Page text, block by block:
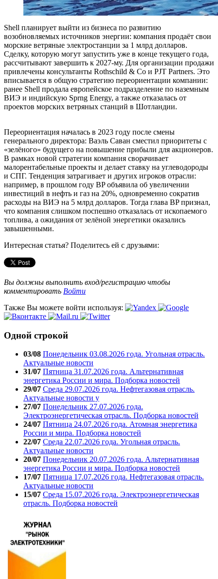
Shell планирует выйти из бизнеса по развитию
возобновляемых источников энергии: компания продаёт свои
морские ветряные электростанции за 1 млрд долларов.
Сделку, которую могут запустить уже в конце текущего года,
рассчитывают завершить к 2027‑му. Для организации продажи
привлечены консультанты Rothschild & Co и PJT Partners. Это
вписывается в общую стратегию переориентации компании:
ранее Shell продала европейское подразделение по наземным
ВИЭ и индийскую Sprng Energy, а также отказалась от
проектов морских ветряных станций в Шотландии.
Переориентация началась в 2023 году после смены
генерального директора: Ваэль Саван сместил приоритеты с
«зелёного» будущего на повышение прибыли для акционеров.
В рамках новой стратегии компания сворачивает
малорентабельные проекты и делает ставку на углеводороды
и СПГ. Тенденция затрагивает и других игроков отрасли:
например, в прошлом году BP объявила об увеличении
инвестиций в нефть и газ на 20%, одновременно сократив
расходы на ВИЭ на 5 млрд долларов. Тогда глава BP признал,
что компания слишком поспешно отказалась от ископаемого
топлива, а ожидания от зелёной энергетики оказались
завышенными.
Интересная статья? Поделитесь ей с друзьями:
Вы должны выполнить вход/регистрацию чтобы
комментировать Войти
Также Вы можете войти используя:
Одной строкой
03/08 Понедельник 03.08.2026 года. Угольная отрасль.
Актуальные новости
31/07 Пятница 31.07.2026 года. Альтернативная
энергетика России и мира. Подборка новостей
29/07 Среда 29.07.2026 года. Нефтегазовая отрасль.
Актуальные новости у
27/07 Понедельник 27.07.2026 года.
Электроэнергетическая отрасль. Подборка новостей
24/07 Пятница 24.07.2026 года. Атомная энергетика
России и мира. Подборка новостей
22/07 Среда 22.07.2026 года. Угольная отрасль.
Актуальные новости
20/07 Понедельник 20.07.2026 года. Альтернативная
энергетика России и мира. Подборка новостей
17/07 Пятница 17.07.2026 года. Нефтегазовая отрасль.
Актуальные новости
15/07 Среда 15.07.2026 года. Электроэнергетическая
отрасль. Подборка новостей